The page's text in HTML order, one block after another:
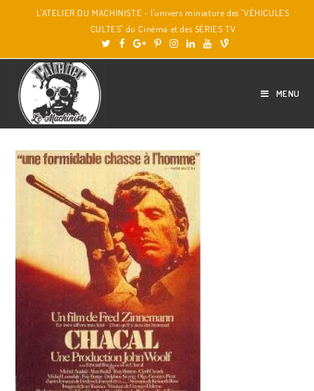
L'ATELIER DU MACHINISTE - l'univers miniature des "VÉHICULES
CULTES" du Cinéma et des SÉRIES TV
MENU